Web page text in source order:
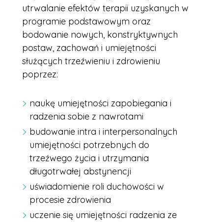
utrwalanie efektów terapii uzyskanych w
programie podstawowym oraz
bodowanie nowych, konstryktywnych
postaw, zachowań i umiejętności
służących trzeźwieniu i zdrowieniu
poprzez:
naukę umiejętności zapobiegania i
radzenia sobie z nawrotami
budowanie intra i interpersonalnych
umiejętności potrzebnych do
trzeźwego życia i utrzymania
długotrwałej abstynencji
uświadomienie roli duchowości w
procesie zdrowienia
uczenie się umiejętności radzenia ze